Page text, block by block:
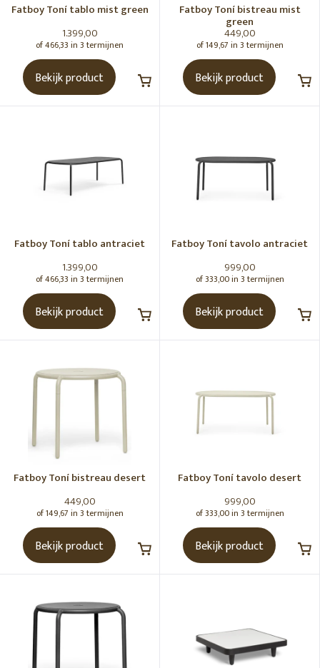
Loungeset
Lampen
Tuinstoelen
Fatboy Toni collectie
Fatboy Edison collectie
Tuinkussens
Tuinverlichting
Vloerkleden
Poefen
Parasols
Hotspot
SORTEREN OP
Meest bekeken
MERK
Alle merken
Fatboy
RUIMTE
MATERIAAL
Fatboy Toní­ tablo mist green
1.399,00
of 466,33 in 3 termijnen
Bekijk product
Fatboy Toní­ bistreau mist
green
449,00
of 149,67 in 3 termijnen
Bekijk product
Fatboy Toní tablo antraciet
1.399,00
of 466,33 in 3 termijnen
Bekijk product
Fatboy Toní­ tavolo antraciet
999,00
of 333,00 in 3 termijnen
Bekijk product
Fatboy Toní­ bistreau desert
449,00
of 149,67 in 3 termijnen
Bekijk product
Fatboy Toní­ tavolo desert
999,00
of 333,00 in 3 termijnen
Bekijk product